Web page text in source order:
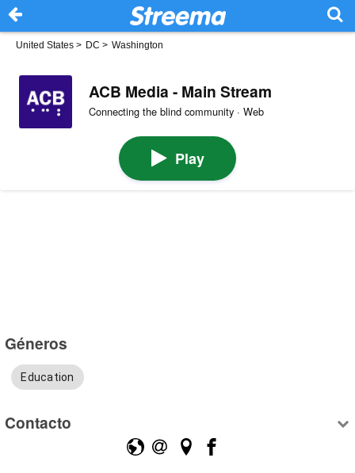
United States > DC > Washington
ACB Media - Main Stream
Connecting the blind community · Web
Play
Géneros
Education
Contacto